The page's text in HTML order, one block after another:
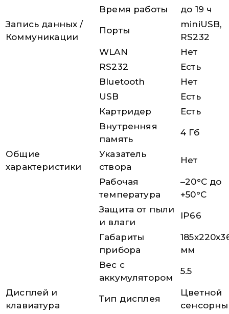
Время работы
до 19 ч
Запись данных /
Коммуникации
Порты
miniUSB,
RS232
WLAN
Нет
RS232
Есть
Bluetooth
Нет
USB
Есть
Картридер
Есть
Внутренняя
память
4 Гб
Общие
характеристики
Указатель
створа
Нет
Рабочая
температура
–20°С до
+50°С
Защита от пыли
и влаги
IP66
Габариты
прибора
мм
Вес с
аккумулятором
5.5
Дисплей и
клавиатура
Тип дисплея
Цветной